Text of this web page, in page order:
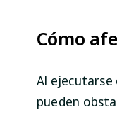
Cómo
Al ejecutarse
pueden